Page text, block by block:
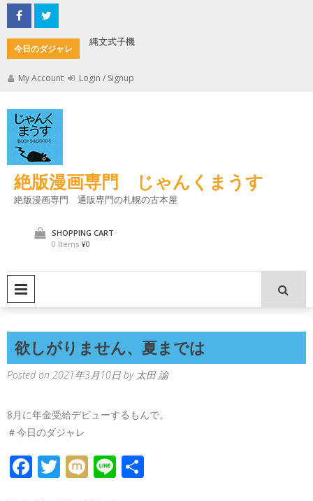
Skip
to
content
今日のダジャレ
縄文式子機
My Account Login / Signup
絶版漫画専門 じゃんくまうす
絶版漫画専門 通販専門の札幌の古本屋
SHOPPING CART
0 Items ¥0
欲しがりません、夏までは
Posted on 2021年3月10日 by 太田 諭
8月に年金受給デビューするもんで。
＃今日のダジャレ
FACEBOOK
TWITTER
MIXILINE